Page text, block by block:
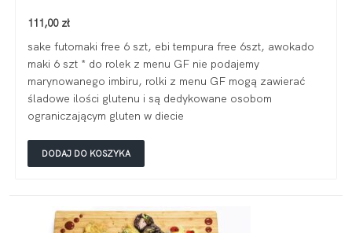
111,00 zł
sake futomaki free 6 szt, ebi tempura free 6szt, awokado
maki 6 szt * do rolek z menu GF nie podajemy
marynowanego imbiru, rolki z menu GF mogą zawierać
śladowe ilości glutenu i są dedykowane osobom
ograniczającym gluten w diecie
DODAJ DO KOSZYKA